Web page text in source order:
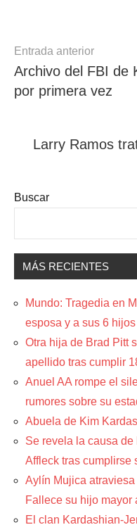
Navegación
de
entradas
Entrada anterior
Archivo del FBI de
por primera vez
Larry Ramos
Buscar
MÁS RECIENTES
Mundo: Tragedia en
esposa y a sus 6
Otra hija de Brad Pitt
apellido tras cumplir
Anuel AA rompe el
rumores sobre su
Abuela de Kim
Se revela la causa
Affleck tras cumplirse
Aylín Mujica
Fallece su hijo mayor
El clan Kardashian-